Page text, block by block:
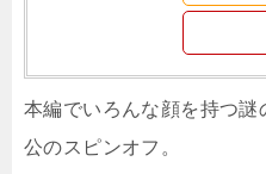
本編でいろんな顔を持つ謎
公のスピンオフ。